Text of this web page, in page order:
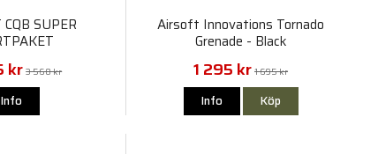
SUPER
kr 3 560 kr
Info
Airsoft Innovations Tornado
Grenade - Black
1 295 kr 1 695 kr
Info Köp